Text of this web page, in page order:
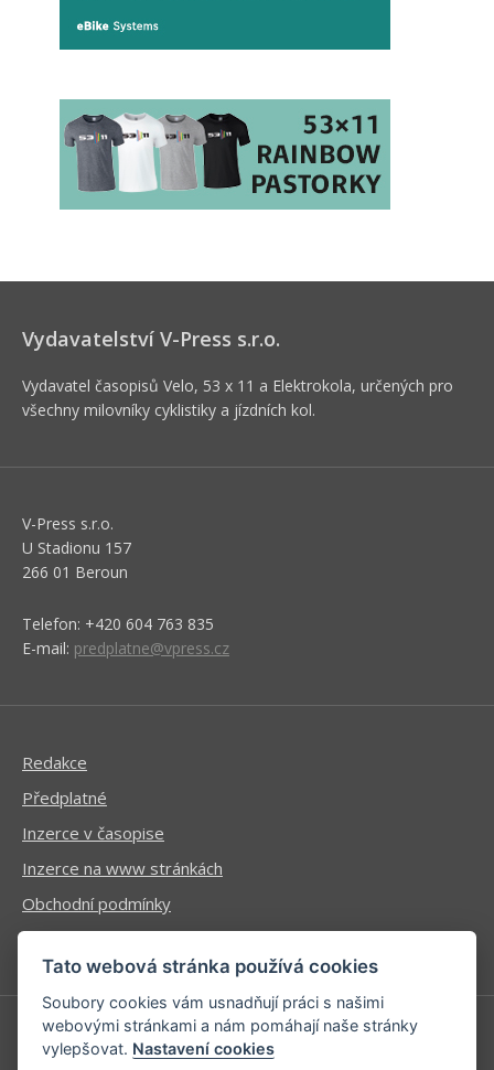
Vydavatelství V-Press s.r.o.
Vydavatel časopisů Velo, 53 x 11 a Elektrokola, určených pro
všechny milovníky cyklistiky a jízdních kol.
V-Press s.r.o.
U Stadionu 157
266 01 Beroun
Telefon: +420 604 763 835
E-mail: predplatne@vpress.cz
Redakce
Předplatné
Inzerce v časopise
Inzerce na www stránkách
Obchodní podmínky
Ochrana osobních údajů
Příhlášení | Registrace
Tato webová stránka používá cookies
Soubory cookies vám usnadňují práci s našimi
webovými stránkami a nám pomáhají naše stránky
vylepšovat. Nastavení cookies